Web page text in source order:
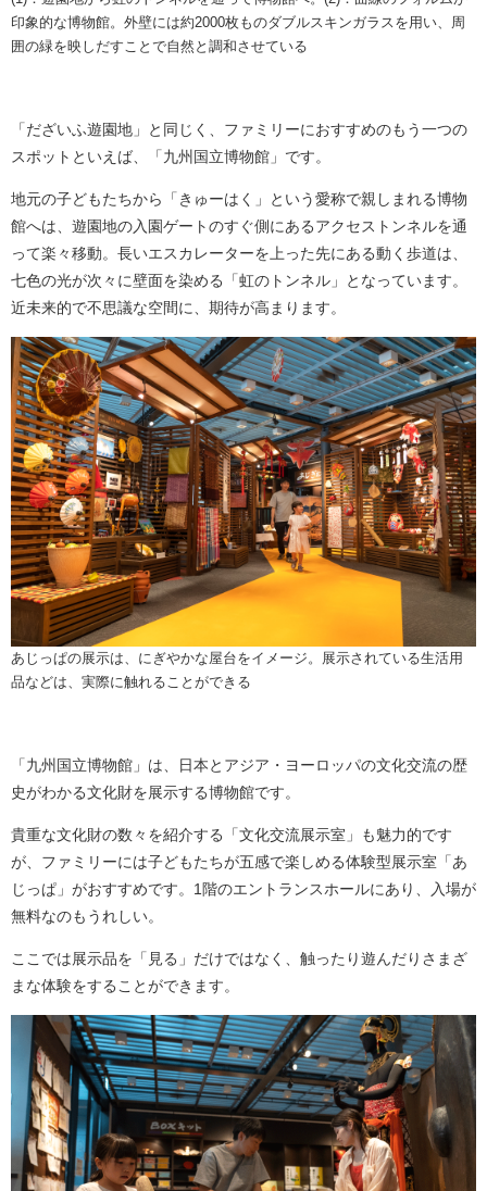
印象的な博物館。外壁には約2000枚ものダブルスキンガラスを用い、周
囲の緑を映しだすことで自然と調和させている
「だざいふ遊園地」と同じく、ファミリーにおすすめのもう一つの
スポットといえば、「九州国立博物館」です。
地元の子どもたちから「きゅーはく」という愛称で親しまれる博物
館へは、遊園地の入園ゲートのすぐ側にあるアクセストンネルを通
って楽々移動。長いエスカレーターを上った先にある動く歩道は、
七色の光が次々に壁面を染める「虹のトンネル」となっています。
近未来的で不思議な空間に、期待が高まります。
​あじっぱの展示は、にぎやかな屋台をイメージ。展示されている生活用
品などは、実際に触れることができる
「九州国立博物館」は、日本とアジア・ヨーロッパの文化交流の歴
史がわかる文化財を展示する博物館です。
貴重な文化財の数々を紹介する「文化交流展示室」も魅力的です
が、ファミリーには子どもたちが五感で楽しめる体験型展示室「あ
じっぱ」がおすすめです。1階のエントランスホールにあり、入場が
無料なのもうれしい。
ここでは展示品を「見る」だけではなく、触ったり遊んだりさまざ
まな体験をすることができます。